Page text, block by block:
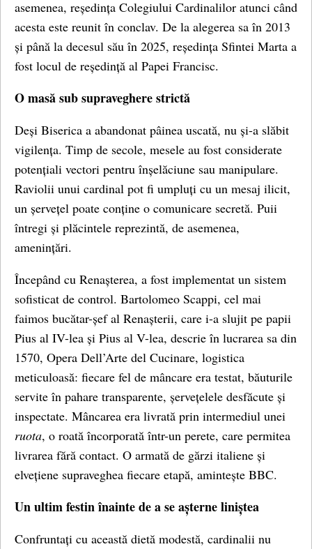
asemenea, reședința Colegiului Cardinalilor atunci când
acesta este reunit în conclav. De la alegerea sa în 2013
și până la decesul său în 2025, reședința Sfintei Marta a
fost locul de reședință al Papei Francisc.
O masă sub supraveghere strictă
Deși Biserica a abandonat pâinea uscată, nu și-a slăbit
vigilența. Timp de secole, mesele au fost considerate
potențiali vectori pentru înșelăciune sau manipulare.
Raviolii unui cardinal pot fi umpluți cu un mesaj ilicit,
un șervețel poate conține o comunicare secretă. Puii
întregi și plăcintele reprezintă, de asemenea,
amenințări.
Începând cu Renașterea, a fost implementat un sistem
sofisticat de control. Bartolomeo Scappi, cel mai
faimos bucătar-șef al Renașterii, care i-a slujit pe papii
Pius al IV-lea și Pius al V-lea, descrie în lucrarea sa din
1570, Opera Dell’Arte del Cucinare, logistica
meticuloasă: fiecare fel de mâncare era testat, băuturile
servite în pahare transparente, șervețelele desfăcute și
inspectate. Mâncarea era livrată prin intermediul unei
ruota, o roată încorporată într-un perete, care permitea
livrarea fără contact. O armată de gărzi italiene și
elvețiene supraveghea fiecare etapă, amintește BBC.
Un ultim festin înainte de a se așterne liniștea
Confruntați cu această dietă modestă, cardinalii nu